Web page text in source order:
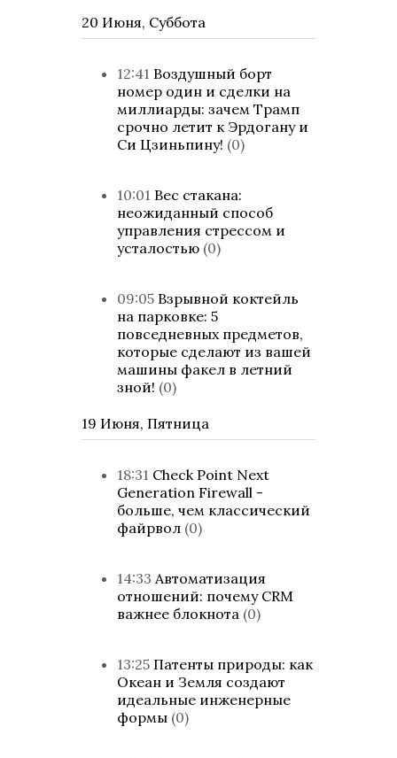
20 Июня, Суббота
12:41 Воздушный борт
номер один и сделки на
миллиарды: зачем Трамп
срочно летит к Эрдогану и
Си Цзиньпину! (0)
10:01 Вес стакана:
неожиданный способ
управления стрессом и
усталостью (0)
09:05 Взрывной коктейль
на парковке: 5
повседневных предметов,
которые сделают из вашей
машины факел в летний
зной! (0)
19 Июня, Пятница
18:31 Check Point Next
Generation Firewall -
больше, чем классический
файрвол (0)
14:33 Автоматизация
отношений: почему CRM
важнее блокнота (0)
13:25 Патенты природы: как
Океан и Земля создают
идеальные инженерные
формы (0)